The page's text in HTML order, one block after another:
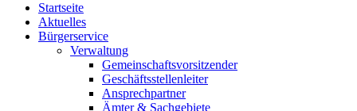
Startseite
Aktuelles
Bürgerservice
Verwaltung
Gemeinschaftsvorsitzender
Geschäftsstellenleiter
Ansprechpartner
Ämter & Sachgebiete